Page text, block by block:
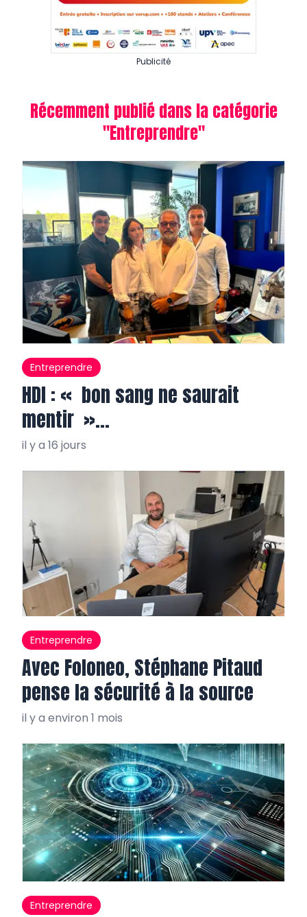
Publicité
Récemment publié dans la catégorie
"Entreprendre"
Entreprendre
HDI : « bon sang ne saurait
mentir »…
il y a 16 jours
Entreprendre
Avec Foloneo, Stéphane Pitaud
pense la sécurité à la source
il y a environ 1 mois
Entreprendre